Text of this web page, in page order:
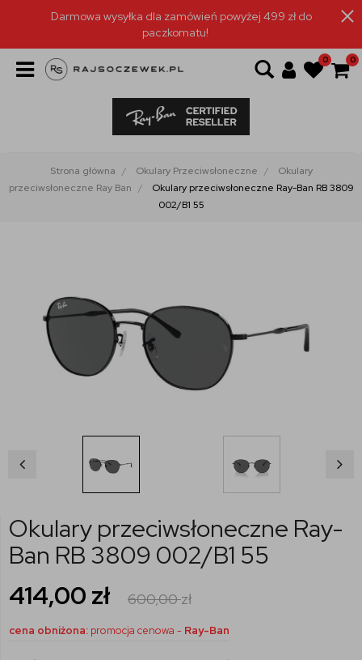
Darmowa wysyłka dla zamówień powyżej 499 zł do
paczkomatu!
0 0
Strona główna Okulary Przeciwsłoneczne
Okulary
przeciwsłoneczne Ray Ban
Okulary przeciwsłoneczne Ray-Ban RB 3809
002/B1 55
Okulary przeciwsłoneczne Ray-
Ban RB 3809 002/B1 55
414,00 zł 600,00zł
cena obniżona: promocja cenowa - Ray-Ban